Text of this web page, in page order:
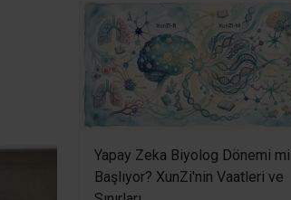
Yapay Zeka Biyolog Dönemi mi
Başlıyor? XunZi'nin Vaatleri ve